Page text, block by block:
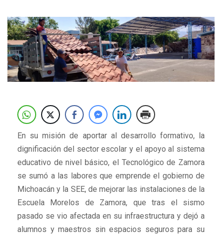
En su misión de aportar al desarrollo formativo, la
dignificación del sector escolar y el apoyo al sistema
educativo de nivel básico, el Tecnológico de Zamora
se sumó a las labores que emprende el gobierno de
Michoacán y la SEE, de mejorar las instalaciones de la
Escuela Morelos de Zamora, que tras el sismo
pasado se vio afectada en su infraestructura y dejó a
alumnos y maestros sin espacios seguros para su